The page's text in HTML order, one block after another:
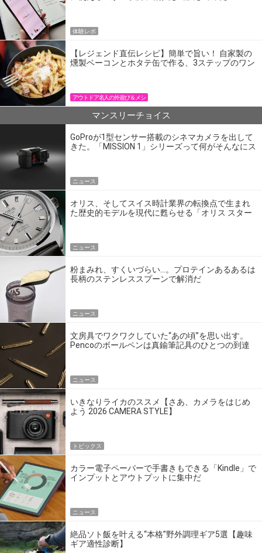
体験レポ
【レジェンド直伝レシピ】簡単で旨い！ 自家製の
燻製ベーコンとホタテ缶で作る、3ステップのワン
アウトドア名人の外遊び＆メシ
マンスリーチョイス
GoProが1型センサー搭載のシネマカメラを出して
きた。「MISSION 1」シリーズって何がそんなにス
ニュース
オリス、そしてスイス時計業界の転換点で生まれ
た歴史的モデルを現代に甦らせる「オリス スター
ニュース
粉まみれ、すくいづらい…。プロテインあるあるは
長柄のステンレススプーンで解消だ
ニュース
文房具でワクワクしていた“あの頃”を思い出す。
Pencoのボールペンは真鍮筆記具のひとつの到達
ニュース
いきなりライカのススメ【さあ、カメラをはじめ
よう 2026 CAMERA STYLE】
トピックス
カラー電子ペーパーで手書きもできる「Kindle」で
インプットとアウトプットに集中だ
ニュース
絶品ソト飯を叶える“本格”野外調理ギア5選【趣味
ギア適性診断】